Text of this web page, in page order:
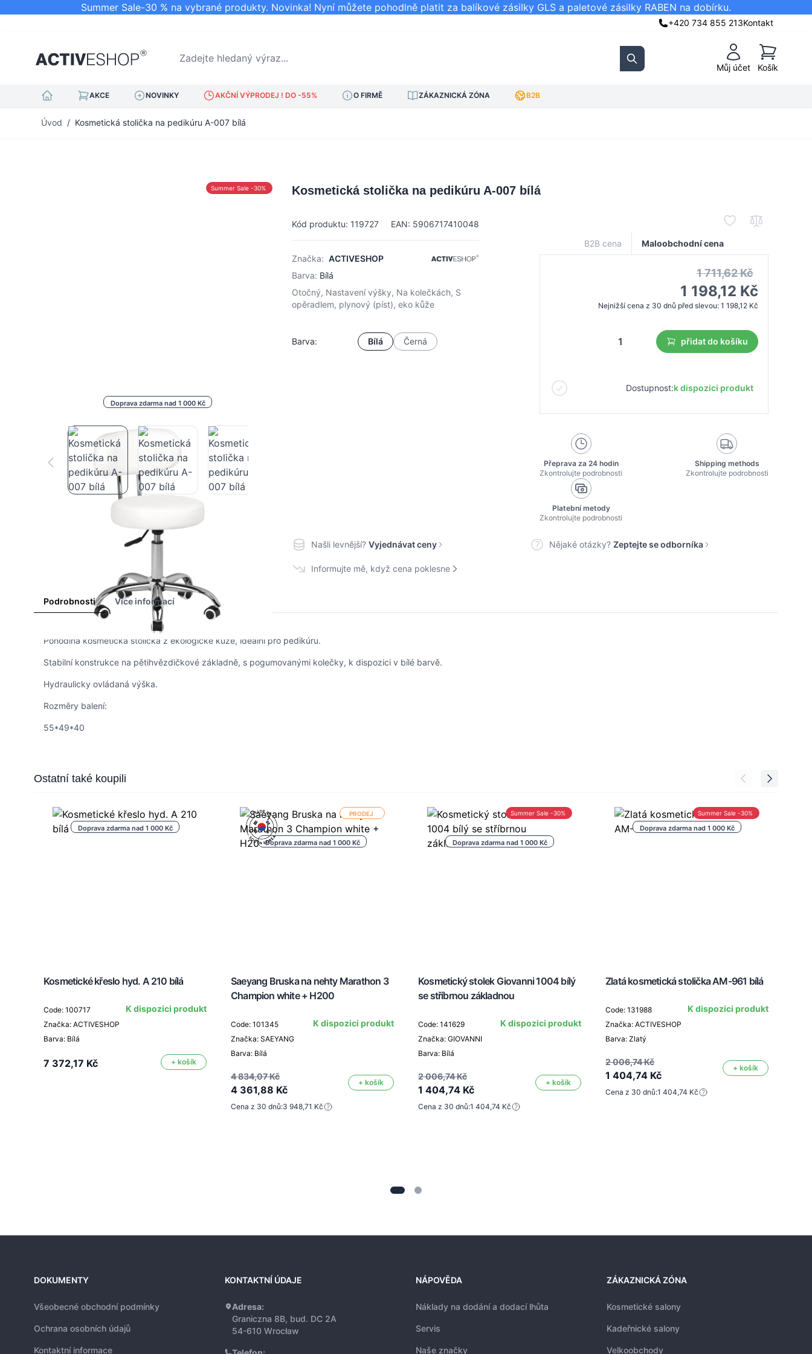
Summer Sale-30 % na vybrané produkty. Novinka! Nyní můžete pohodlně platit za balíkové zásilky GLS a paletové zásilky RABEN na dobírku.
+420 734 855 213Kontakt
Zadejte hledaný výraz...
Search Můj účet
Košík
Košík
AKCE NOVINKY AKČNÍ VÝPRODEJ ! DO -55% O FIRMĚ ZÁKAZNICKÁ ZÓNA B2B
Úvod / Kosmetická stolička na pedikúru A-007 bílá
Doprava zdarma nad 1 000 Kč
Summer Sale -30% Kosmetická stolička na pedikúru A-007 bílá
Kód produktu: 119727 EAN: 5906717410048
Značka: ACTIVESHOP
Barva: Bílá
Otočný, Nastavení výšky, Na kolečkách, S
opěradlem, plynový (píst), eko kůže
Barva: Bílá Černá
B2B cena Maloobchodní cena
1 711,62 Kč
1 198,12 Kč
Nejnižší cena z 30 dnů před slevou: 1 198,12 Kč
přidat do košíku
Dostupnost:k dispozici produkt
Přeprava za 24 hodin
Zkontrolujte podrobnosti
Shipping methods
Zkontrolujte podrobnosti
Platební metody
Zkontrolujte podrobnosti
Našli levnější? Vyjednávat ceny Nějaké otázky? Zeptejte se odborníka
Informujte mě, když cena poklesne
Podrobnosti Více informací
Pohodlná kosmetická stolička z ekologické kůže, ideální pro pedikúru.
Stabilní konstrukce na pětihvězdičkové základně, s pogumovanými kolečky, k dispozici v bílé barvě.
Hydraulicky ovládaná výška.
Rozměry balení:
55*49*40
Press to skip carousel
Ostatní také koupili
Doprava zdarma nad 1 000 Kč
Kosmetické křeslo hyd. A 210 bílá
Code: 100717
Značka: ACTIVESHOP
Barva: Bílá
K dispozici produkt
7 372,17 Kč + košík
PRODEJ
Doprava zdarma nad 1 000 Kč
Saeyang Bruska na nehty Marathon 3
Champion white + H200
Code: 101345
Značka: SAEYANG
Barva: Bílá
K dispozici produkt
4 834,07 Kč
4 361,88 Kč
+ košík
Cena z 30 dnů:3 948,71 Kč
Doprava zdarma nad 1 000 Kč
Summer Sale -30%
Kosmetický stolek Giovanni 1004 bílý
se stříbrnou základnou
Code: 141629
Značka: GIOVANNI
Barva: Bílá
K dispozici produkt
2 006,74 Kč
1 404,74 Kč
+ košík
Cena z 30 dnů:1 404,74 Kč
Doprava zdarma nad 1 000 Kč
Summer Sale -30%
Zlatá kosmetická stolička AM-961 bílá
Code: 131988
Značka: ACTIVESHOP
Barva: Zlatý
K dispozici produkt
2 006,74 Kč
1 404,74 Kč
+ košík
Cena z 30 dnů:1 404,74 Kč
DOKUMENTY
Všeobecné obchodní podmínky
Ochrana osobních údajů
Kontaktní informace
KONTAKTNÍ ÚDAJE
Adresa:
Graniczna 8B, bud. DC 2A
54-610 Wrocław
NÁPOVĚDA
Náklady na dodání a dodací lhůta
Servis
Naše značky
ZÁKAZNICKÁ ZÓNA
Kosmetické salony
Kadeřnické salony
Velkoobchody